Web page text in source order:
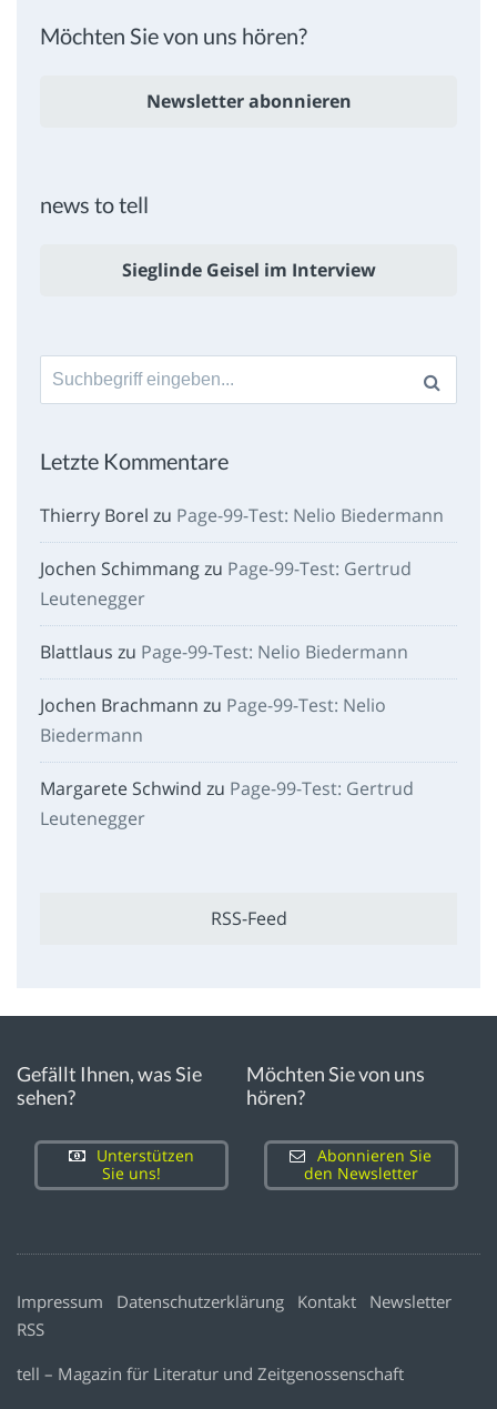
Möchten Sie von uns hören?
Newsletter abonnieren
news to tell
Sieglinde Geisel im Interview
Suche
nach:
Letzte Kommentare
Thierry Borel zu Page-99-Test: Nelio Biedermann
Jochen Schimmangzu Page-99-Test: Gertrud
Leutenegger
Blattlaus zu Page-99-Test: Nelio Biedermann
Jochen Brachmann zu Page-99-Test: Nelio
Biedermann
Margarete Schwind zu Page-99-Test: Gertrud
Leutenegger
RSS-Feed
Gefällt Ihnen, was Sie
sehen?
Unterstützen
Sie uns!
Möchten Sie von uns
hören?
Abonnieren Sie
den Newsletter
Impressum Datenschutzerklärung Kontakt
Newsletter
RSS
tell – Magazin für Literatur und Zeitgenossenschaft